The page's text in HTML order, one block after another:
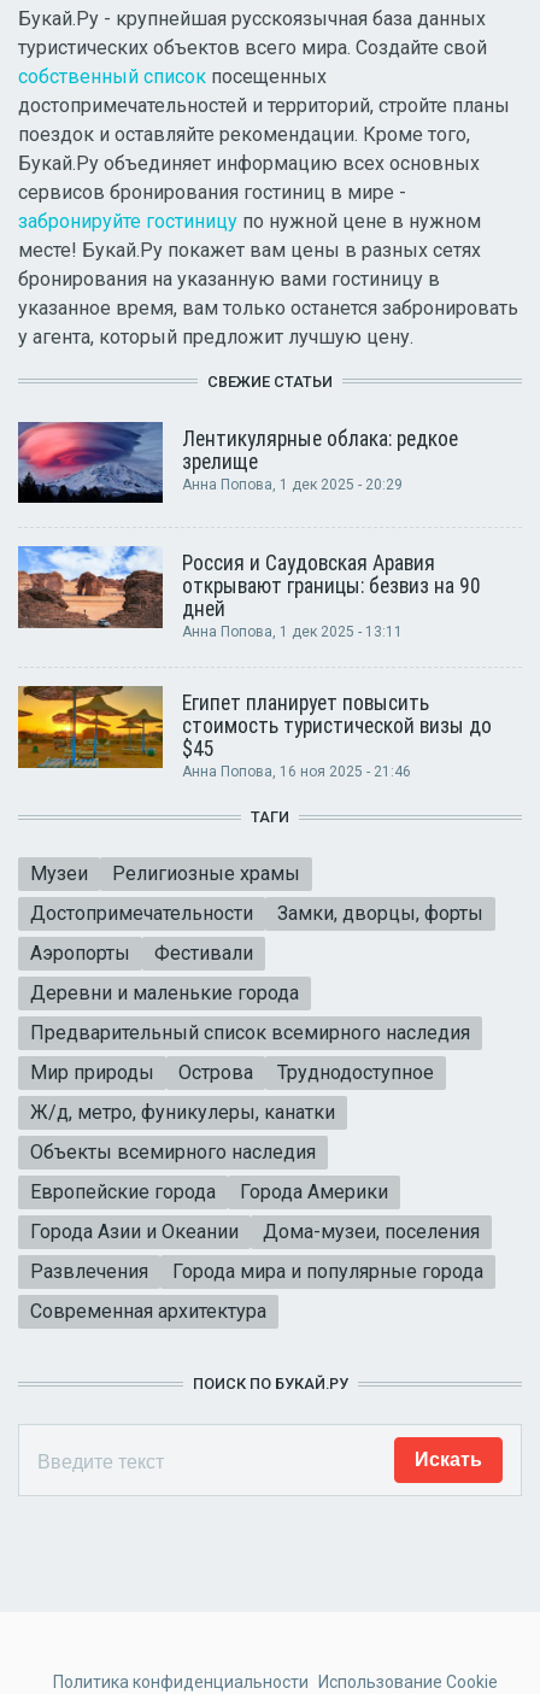
Букай.Ру - крупнейшая русскоязычная база данных
туристических объектов всего мира. Создайте свой
собственный список посещенных
достопримечательностей и территорий, стройте планы
поездок и оставляйте рекомендации. Кроме того,
Букай.Ру объединяет информацию всех основных
сервисов бронирования гостиниц в мире -
забронируйте гостиницу по нужной цене в нужном
месте! Букай.Ру покажет вам цены в разных сетях
бронирования на указанную вами гостиницу в
указанное время, вам только останется забронировать
у агента, который предложит лучшую цену.
СВЕЖИЕ СТАТЬИ
Лентикулярные облака: редкое
зрелище
Анна Попова , 1 дек 2025 - 20:29
Россия и Саудовская Аравия
открывают границы: безвиз на 90
дней
Анна Попова, 1 дек 2025 - 13:11
Египет планирует повысить
стоимость туристической визы до
$45
Анна Попова, 16 ноя 2025 - 21:46
ТАГИ
Музеи
Религиозные храмы
Достопримечательности
Замки, дворцы, форты
Аэропорты
Фестивали
Деревни и маленькие города
Предварительный список всемирного наследия
Мир природы
Острова
Труднодоступное
Ж/д, метро, фуникулеры, канатки
Объекты всемирного наследия
Европейские города
Города Америки
Города Азии и Океании
Дома-музеи, поселения
Развлечения
Города мира и популярные города
Современная архитектура
ПОИСК ПО БУКАЙ.РУ
Политика конфиденциальности Использование Cookie